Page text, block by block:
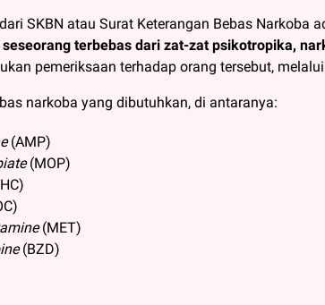
SKBN atau Surat Keterangan Bebas Narkoba
terbebas dari zat-zat psikotropika,
pemeriksaan terhadap orang tersebut,
narkoba yang dibutuhkan, di antaranya:
(AMP)
(MOP)
(MET)
(BZD)